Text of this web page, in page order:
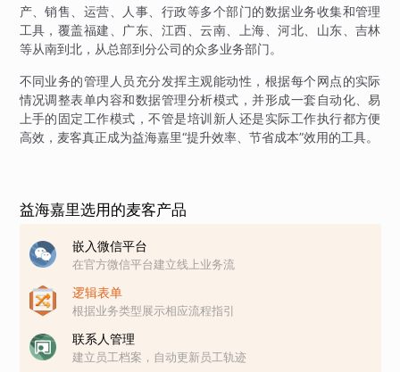
产、销售、运营、人事、行政等多个部门的数据业务收集和管理
工具，覆盖福建、广东、江西、云南、上海、河北、山东、吉林
等从南到北，从总部到分公司的众多业务部门。
不同业务的管理人员充分发挥主观能动性，根据每个网点的实际
情况调整表单内容和数据管理分析模式，并形成一套自动化、易
上手的固定工作模式，不管是培训新人还是实际工作执行都方便
高效，麦客真正成为益海嘉里“提升效率、节省成本”效用的工具。
益海嘉里选用的麦客产品
嵌入微信平台
在官方微信平台建立线上业务流
逻辑表单
根据业务类型展示相应流程指引
联系人管理
建立员工档案，自动更新员工轨迹